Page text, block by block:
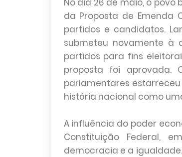
No dia 26 de maio, o
da Proposta de Emenda
partidos e candidatos.
submeteu novamente à
partidos para fins
proposta foi aprovada.
parlamentares
história nacional como
A influência do poder
Constituição Federal,
democracia e a